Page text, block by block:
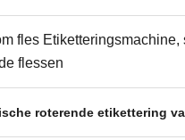
fles Etiketteringsmachine,
flessen
roterende etikettering